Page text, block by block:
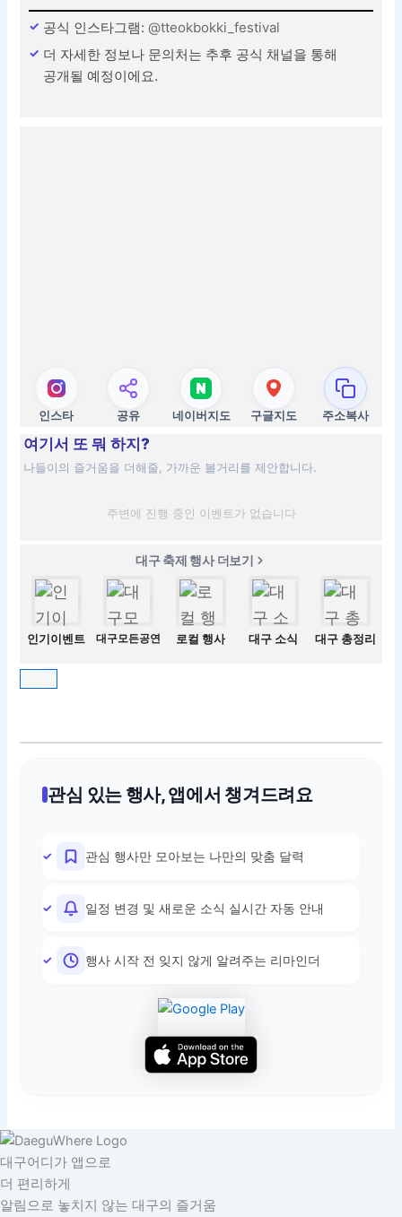
공식 인스타그램:@tteokbokki_festival
더 자세한 정보나 문의처는 추후 공식 채널을 통해
공개될 예정이에요.
인스타 공유 네이버지도 구글지도 주소복사
여기서 또 뭐 하지?
나들이의 즐거움을 더해줄, 가까운 볼거리를 제안합니다.
주변에 진행 중인 이벤트가 없습니다
대구 축제 행사 더보기
인기이벤트 대구모든공연 로컬 행사 대구 소식 대구 총정리
관심 있는 행사, 앱에서 챙겨드려요
관심 행사만 모아보는 나만의 맞춤 달력
일정 변경 및 새로운 소식 실시간 자동 안내
행사 시작 전 잊지 않게 알려주는 리마인더
대구어디가 앱으로
더 편리하게
알림으로 놓치지 않는 대구의 즐거움